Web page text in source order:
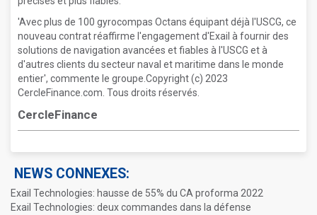
'Avec plus de 100 gyrocompas Octans équipant déjà l'USCG, ce
nouveau contrat réaffirme l'engagement d'Exail à fournir des
solutions de navigation avancées et fiables à l'USCG et à
d'autres clients du secteur naval et maritime dans le monde
entier', commente le groupe.Copyright (c) 2023
CercleFinance.com. Tous droits réservés.
CercleFinance
NEWS CONNEXES:
Exail Technologies: hausse de 55% du CA proforma 2022
Exail Technologies: deux commandes dans la défense